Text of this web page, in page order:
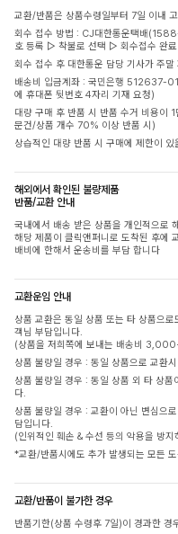
교환/반품은 상품수령일부터 7일 이내
회수 접수 방법 : CJ대한통운택배
호 등록 ▷ 착불로 선택 ▷ 회수접수 완료
회수 접수 후 대한통운 담당 기사가 주
배송비 입금계좌 : 국민은행 512637-
에 휴대폰 뒷번호 4자리 기재 요청)
대량 구매 후 반품 시 반품 수거 비용이
문건/상품 개수 70% 이상 반품 시)
상습적인 대량 반품 시 구매에 제한이 있
해외에서 확인된 불량제품
반품/교환 안내
국내에서 배송 받은 상품을 개인적으로
해당 제품이 클릭앤퍼니로 도착된 후에
배비에 한해서 운송비를 부담 합니다
교환운임 안내
상품 교환은 동일 상품 또는 타 상품으
객님 부담입니다.
(상품을 저희쪽에 보내는 배송비
상품 불량일 경우 : 동일 상품으로 교환
상품 불량일 경우 : 동일 상품 외 타 상
다.
상품 불량일 경우 : 교환이 아닌 변심으
담입니다.
(인위적인 훼손 & 수선 등의 악용을 방
*교환/반품시에도 추가 발생되는 모든
교환/반품이 불가한 경우
반품기한(상품 수령후 7일)이 경과한 경